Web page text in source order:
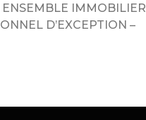
ENSEMBLE IMMOBILIER
D’EXCEPTION –